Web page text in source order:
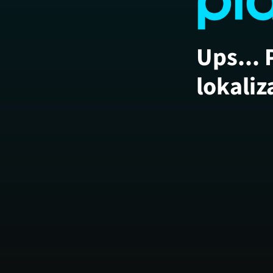
Ups...